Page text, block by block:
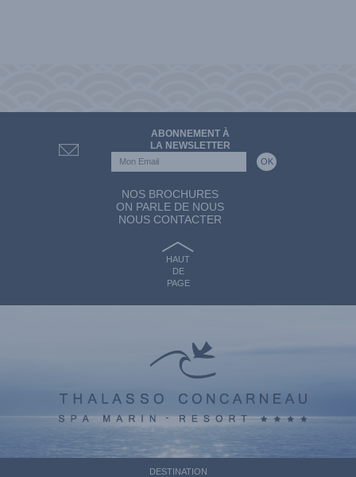
ABONNEMENT À
LA NEWSLETTER
NOS BROCHURES
ON PARLE DE NOUS
NOUS CONTACTER
HAUT
DE
PAGE
DESTINATION